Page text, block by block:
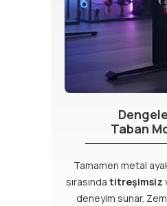
Taban
Tamamen metal
sırasında titreşimsiz
deneyim sunar.